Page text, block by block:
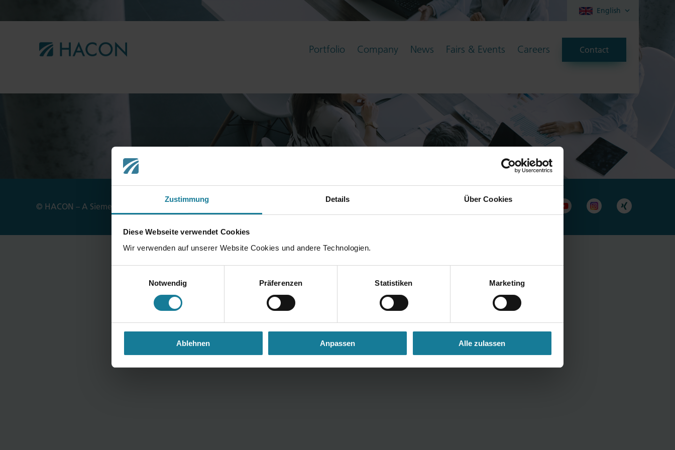
Zustimmung Details Über Cookies
Diese Webseite verwendet Cookies
Wir verwenden auf unserer Website Cookies und andere Technologien.
Notwendig
Präferenzen Statistiken Marketing
Ablehnen Anpassen Alle zulassen
English
Portfolio Company News Fairs & Events Careers Contact
© HACON – A Siemens Company